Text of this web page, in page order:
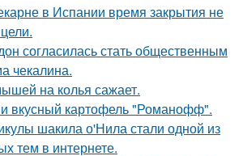
в Испании время закрытия не
согласилась стать общественным
чекалина.
на колья сажает.
вкусный картофель "Романофф".
шакила о'Нила стали одной из
тем в интернете.